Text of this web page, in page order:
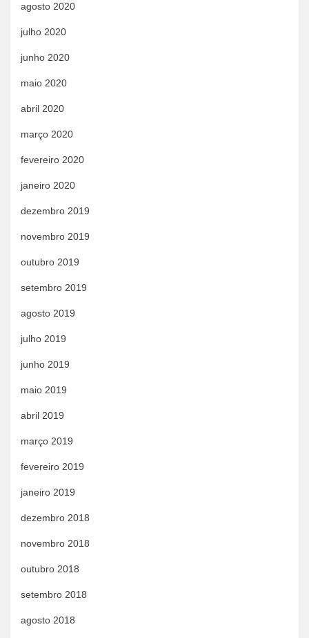
agosto 2020
julho 2020
junho 2020
maio 2020
abril 2020
março 2020
fevereiro 2020
janeiro 2020
dezembro 2019
novembro 2019
outubro 2019
setembro 2019
agosto 2019
julho 2019
junho 2019
maio 2019
abril 2019
março 2019
fevereiro 2019
janeiro 2019
dezembro 2018
novembro 2018
outubro 2018
setembro 2018
agosto 2018